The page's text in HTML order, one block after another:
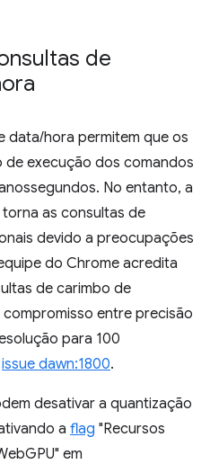
de
data/hora permitem que os
execução dos comandos
No entanto, a
as consultas de
devido a preocupações
do Chrome acredita
de carimbo de
entre precisão
para 100
issue dawn:1800.
desativar a quantização
a flag "Recursos
em